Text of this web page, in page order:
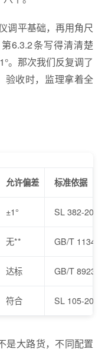
调平基础，再用角尺
第6.3.2条写得清清楚
。那次我们反复调了
验收时，监理拿着全
允许偏差 标准依据
±1° SL 382-
无** GB/T
达标 GB/T
符合 SL 105-2007
是大路货，不同配置